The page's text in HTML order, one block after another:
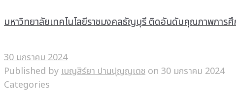
มหาวิทยาลัยเทคโนโลยีราชมงคลธัญบุรี ติดอันดับคุณภาพการศึ
30 มกราคม 2024
Published byเบญสิร์ยา ปานปุญญเดช on 30 มกราคม 2024
Categories